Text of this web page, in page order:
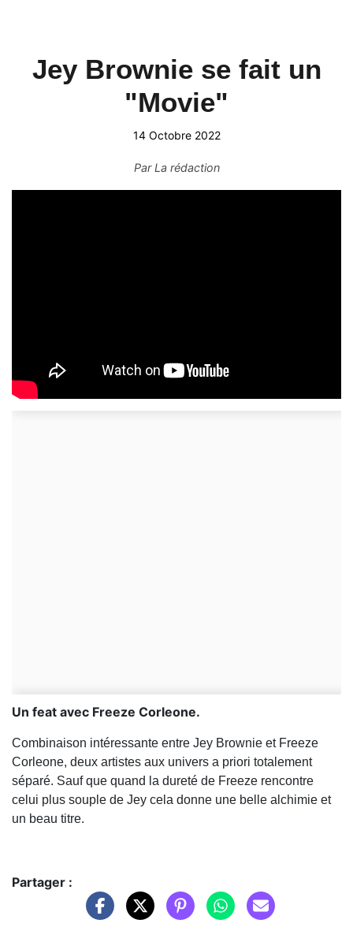
Jey Brownie se fait un
"Movie"
14 Octobre 2022
ParLa rédaction
Un feat avec Freeze Corleone.
Combinaison intéressante entre Jey Brownie et Freeze
Corleone, deux artistes aux univers a priori totalement
séparé. Sauf que quand la dureté de Freeze rencontre
celui plus souple de Jey cela donne une belle alchimie et
un beau titre.
Partager :